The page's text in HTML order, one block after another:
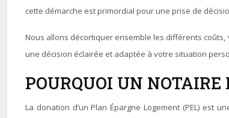
cette démarche est primordial pour une prise de
Nous allons décortiquer ensemble les différents
une décision éclairée et adaptée à votre situation
POURQUOI UN
La donation d’un Plan Épargne Logement (PEL) est